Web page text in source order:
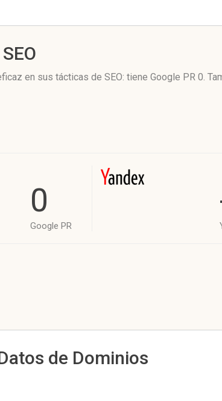
en sus tácticas de SEO: tiene Google PR 0.
0
Google PR
de Dominios